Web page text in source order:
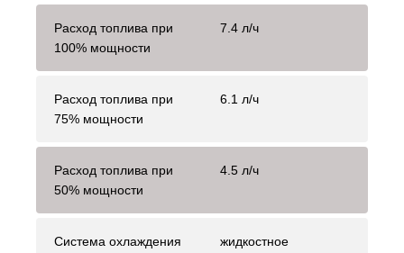
Расход топлива при
100% мощности
7.4 л/ч
Расход топлива при
75% мощности
6.1 л/ч
Расход топлива при
50% мощности
4.5 л/ч
Система охлаждения жидкостное